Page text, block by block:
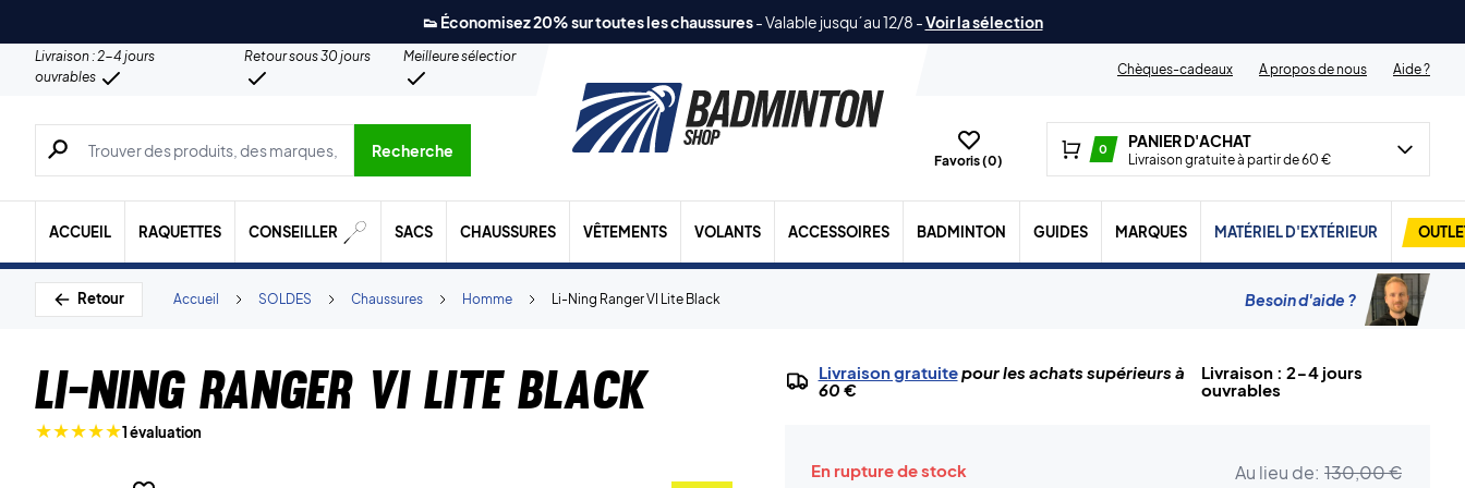
👟 Économisez 20% sur toutes les chaussures-Valable jusqu´au 12/8 -Voir la sélection
Livraison : 2-4 jours
ouvrables
Retour sous 30 jours
Meilleure sélection
Chèques-cadeaux
A propos de nous Aide ?
Recherche de produits, de marques, etc.
Recherche
Favoris (0)
0 PANIER D'ACHAT
Livraison gratuite à partir de 60 €
ACCUEIL RAQUETTES CONSEILLER SACS CHAUSSURES VÊTEMENTS VOLANTS ACCESSOIRES BADMINTON GUIDES MARQUES MATÉRIEL D'EXTÉRIEUR
Retour Li-Ning Ranger VI Lite Black
Homme
Chaussures
SOLDES
Accueil Besoin d'aide ?
Li-Ning Ranger VI Lite Black
1 évaluation
Livraison gratuitepour les achats supérieurs à
60 €
Livraison : 2-4 jours
ouvrables
En rupture de stock Au lieu de: 130,00 €